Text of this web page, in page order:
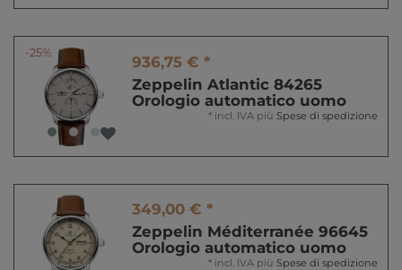
-25%
936,75 € *
Zeppelin Atlantic 84265
Orologio automatico uomo
* incl. IVA più Spese di spedizione
349,00 € *
Zeppelin Méditerranée 96645
Orologio automatico uomo
* incl. IVA più Spese di spedizione